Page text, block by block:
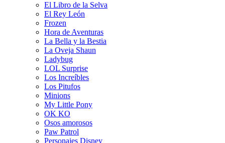
El Libro de la Selva
El Rey León
Frozen
Hora de Aventuras
La Bella y la Bestia
La Oveja Shaun
Ladybug
LOL Surprise
Los Increíbles
Los Pitufos
Minions
My Little Pony
OK KO
Osos amorosos
Paw Patrol
Personajes Disney